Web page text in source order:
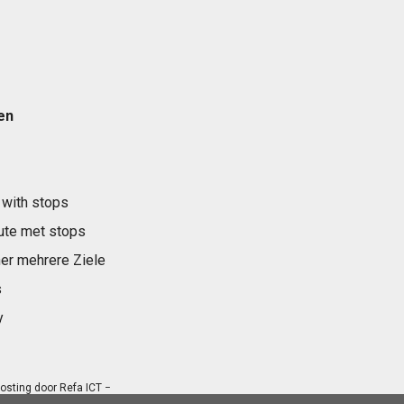
stops
met stops
mehrere Ziele
door Refa ICT−